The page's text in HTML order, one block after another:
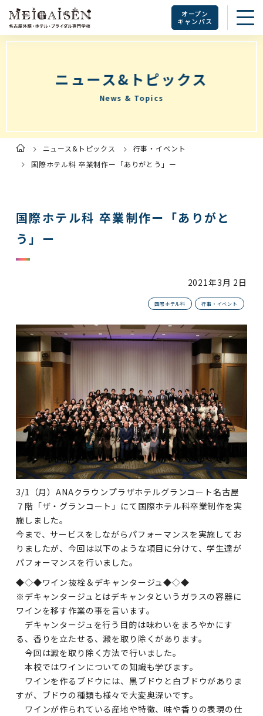
オープン
キャンパス
ニュース&トピックス
News & Topics
ト
プ
ペ
ニュース&トピックス
行事・イベント
国際ホテル科 卒業制作ー「ありがとう」ー
国際ホテル科 卒業制作ー「ありがと
う」ー
2021年3月 2日
国際ホテル科 行事・イベント
3/1（月）ANAクラウンプラザホテルグランコート名古屋
７階「ザ・グランコート」にて国際ホテル科卒業制作を実
施しました。
今まで、サービスをしながらパフォーマンスを実施してお
りましたが、今回は以下のような項目に分けて、学生達が
パフォーマンスを行いました。
◆◇◆ワイン抜栓＆デキャンタージュ◆◇◆
※デキャンタージュとはデキャンタというガラスの容器に
ワインを移す作業の事を言います。
デキャンタージュを行う目的は味わいをまろやかにす
る、香りを立たせる、澱を取り除くがあります。
今回は澱を取り除く方法で行いました。
本校ではワインについての知識も学びます。
ワインを作るブドウには、黒ブドウと白ブドウがありま
すが、ブドウの種類も様々で大変奥深いです。
ワインが作られている産地や特徴、味や香りの表現の仕